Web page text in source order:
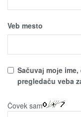
Veb mesto
Sačuvaј moјe
pregledaču veba
Čovek sam